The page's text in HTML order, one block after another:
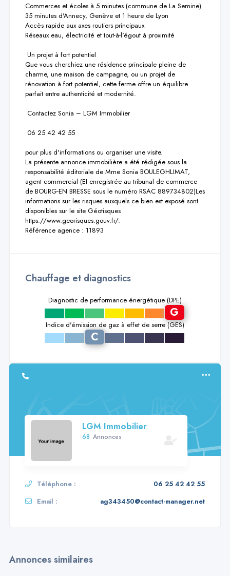
Commerces et écoles à 5 minutes (commune de La Semine)
35 minutes d'Annecy, Genève et 1 heure de Lyon
Accès rapide aux axes routiers principaux
Réseaux eau, électricité et tout-à-l'égout à proximité
Que vous cherchiez une résidence principale pleine de
charme, une maison de campagne, ou un projet de
rénovation à fort potentiel, cette ferme offre un équilibre
parfait entre authenticité et modernité.
pour plus d'informations ou organiser une visite.
La présente annonce immobilière a été rédigée sous la
responsabilité éditoriale de Mme Sonia BOULEGHLIMAT,
agent commercial (EI enregistrée au tribunal de commerce
de BOURG-EN BRESSE sous le numéro RSAC 889734802)Les
informations sur les risques auxquels ce bien est exposé sont
disponibles sur le site Géotisques
https://www.georisques.gouv.fr/.
Référence agence : 11893
Chauffage et diagnostics
Diagnostic de performance énergétique (DPE)
G
Indice d'émission de gaz à effet de serre (GES)
C
LGM Immobilier
68 Annonces
Téléphone :
06 25 42 42 55
Email :
ag343450@contact-manager.net
Annonces similaires